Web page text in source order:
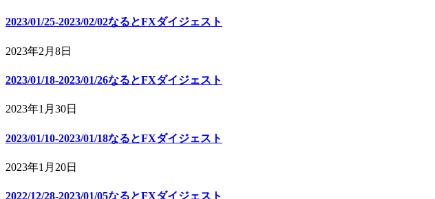
2023/01/25-2023/02/02なるとFXダイジェスト
2023年2月8日
2023/01/18-2023/01/26なるとFXダイジェスト
2023年1月30日
2023/01/10-2023/01/18なるとFXダイジェスト
2023年1月20日
2022/12/28-2023/01/05なるとFXダイジェスト